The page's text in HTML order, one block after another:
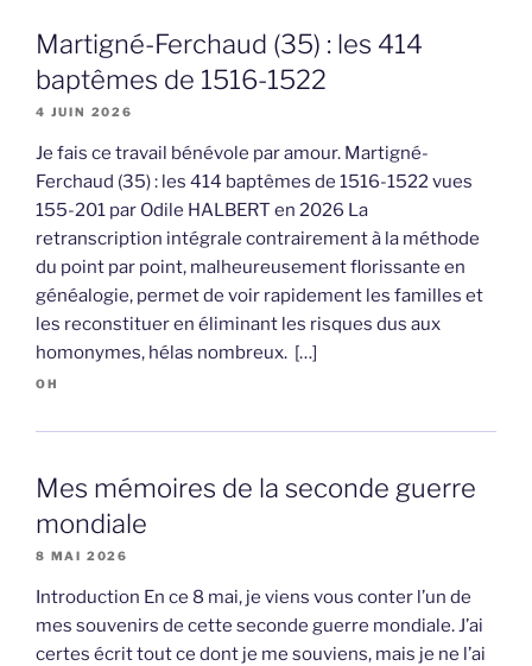
Martigné-Ferchaud (35) : les 414
baptêmes de 1516-1522
4 JUIN 2026
Je fais ce travail bénévole par amour. Martigné-
Ferchaud (35) : les 414 baptêmes de 1516-1522 vues
155-201 par Odile HALBERT en 2026 La
retranscription intégrale contrairement à la méthode
du point par point, malheureusement florissante en
généalogie, permet de voir rapidement les familles et
les reconstituer en éliminant les risques dus aux
homonymes, hélas nombreux. […]
OH
Mes mémoires de la seconde guerre
mondiale
8 MAI 2026
Introduction En ce 8 mai, je viens vous conter l’un de
mes souvenirs de cette seconde guerre mondiale. J’ai
certes écrit tout ce dont je me souviens, mais je ne l’ai